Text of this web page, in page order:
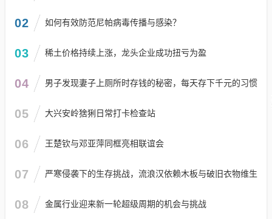
02 如何有效防范尼帕病毒传播与感染？
03 稀土价格持续上涨，龙头企业成功扭亏为盈
04 男子发现妻子上厕所时存钱的秘密，每天存下千元的习惯
05 大兴安岭猞猁日常打卡检查站
06 王楚钦与邓亚萍同框亮相联谊会
07 严寒侵袭下的生存挑战，流浪汉依赖木板与破旧衣物维生
08 金属行业迎来新一轮超级周期的机会与挑战